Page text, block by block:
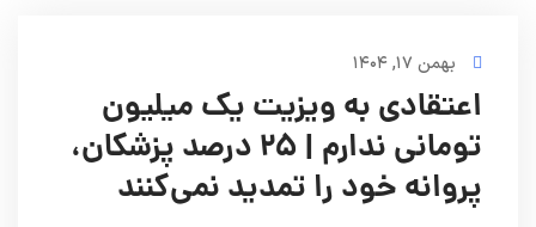
بهمن ۱۷, ۱۴۰۴
اعتقادی به ویزیت یک میلیون
تومانی ندارم | ۲۵ درصد پزشکان،
پروانه خود را تمدید نمی‌کنند